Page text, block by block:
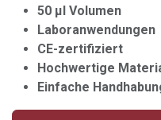
50 µl Volumen
Laboranwendungen
CE-zertifiziert
Hochwertige
Einfache